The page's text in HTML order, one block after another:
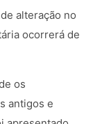
alteração no
ocorrerá de
os
antigos e